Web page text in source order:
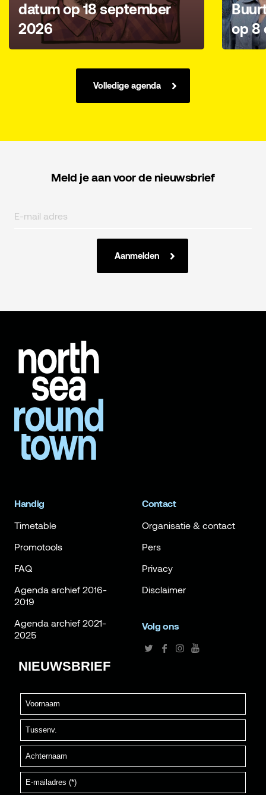
datum op 18 september
2026
op 8
Volledige agenda
Meld je aan voor de nieuwsbrief
Aanmelden
Handig
Timetable
Promotools
FAQ
Agenda archief 2016-
2019
Agenda archief 2021-
2025
Contact
Organisatie & contact
Pers
Privacy
Disclaimer
Volg ons